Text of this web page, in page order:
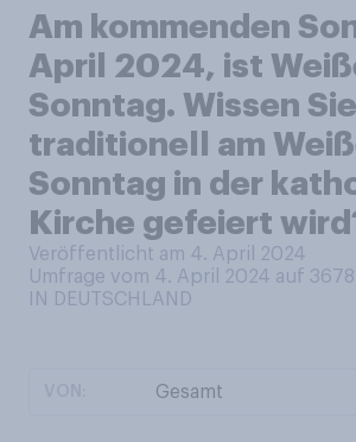
Am kommenden
April 2024, ist
Sonntag. Wissen
traditionell am
Sonntag in der
Kirche gefeiert
Veröffentlicht am 4. April 2024
Umfrage vom 4. April 2024 auf 3678
IN DEUTSCHLAND